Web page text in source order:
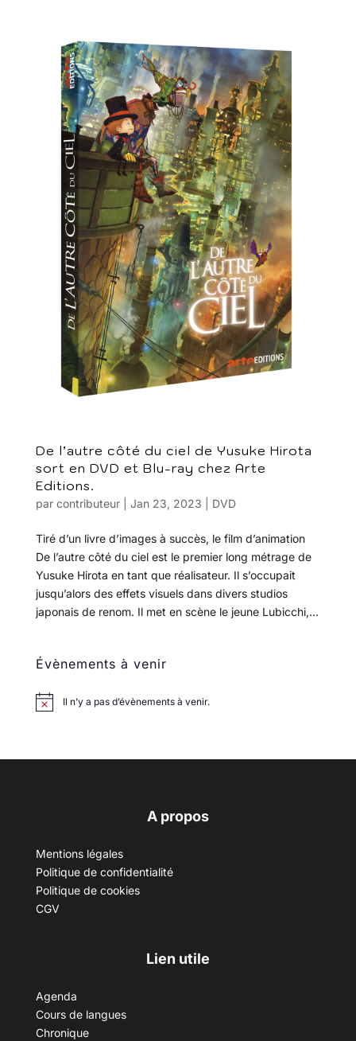
De l’autre côté du ciel de Yusuke Hirota
sort en DVD et Blu-ray chez Arte
Editions.
par contributeur| Jan 23, 2023 DVD
Tiré d’un livre d’images à succès, le film d’animation
De l’autre côté du ciel est le premier long métrage de
Yusuke Hirota en tant que réalisateur. Il s’occupait
jusqu’alors des effets visuels dans divers studios
japonais de renom. Il met en scène le jeune Lubicchi,...
Évènements à venir
Il n’y a pas d’évènements à venir.
A propos
Mentions légales
Politique de confidentialité
Politique de cookies
CGV
Lien utile
Agenda
Cours de langues
Chronique